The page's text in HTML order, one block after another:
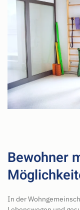
Bewohner
In der